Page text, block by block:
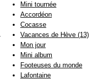
Mini tournée
Accordéon
Cocasse
Vacances de Hève (13)
Mon jour
Mini album
Footeuses du monde
Lafontaine